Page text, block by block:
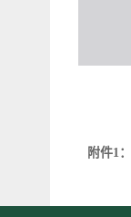
附件1：